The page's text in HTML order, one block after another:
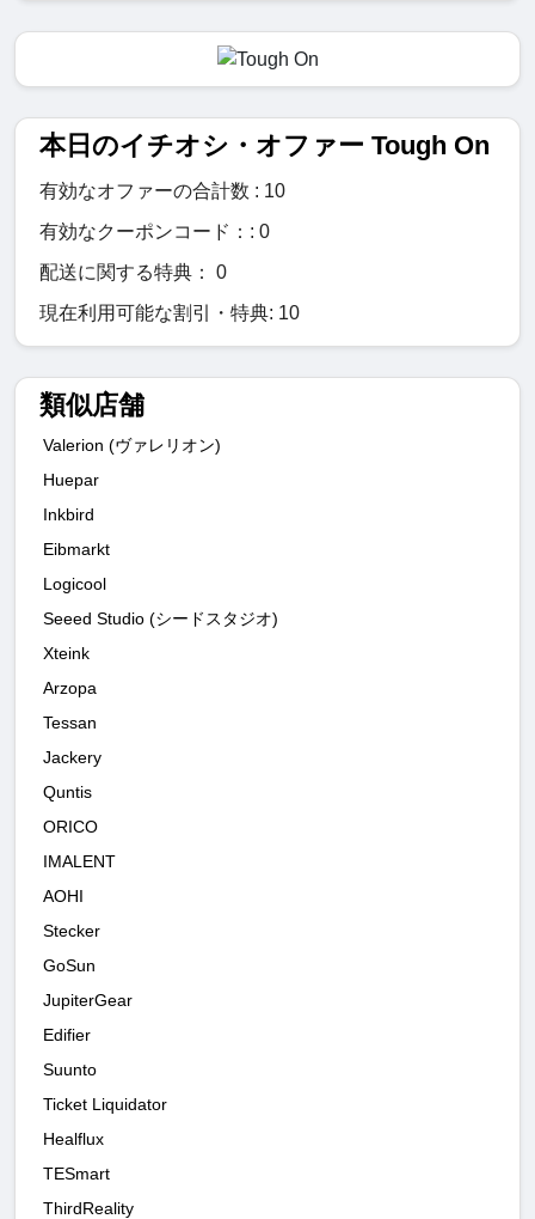
本日のイチオシ・オファー Tough On
有効なオファーの合計数 : 10
有効なクーポンコード：: 0
配送に関する特典： 0
現在利用可能な割引・特典: 10
類似店舗
Valerion (ヴァレリオン)
Huepar
Inkbird
Eibmarkt
Logicool
Seeed Studio (シードスタジオ)
Xteink
Arzopa
Tessan
Jackery
Quntis
ORICO
IMALENT
AOHI
Stecker
GoSun
JupiterGear
Edifier
Suunto
Ticket Liquidator
Healflux
TESmart
ThirdReality